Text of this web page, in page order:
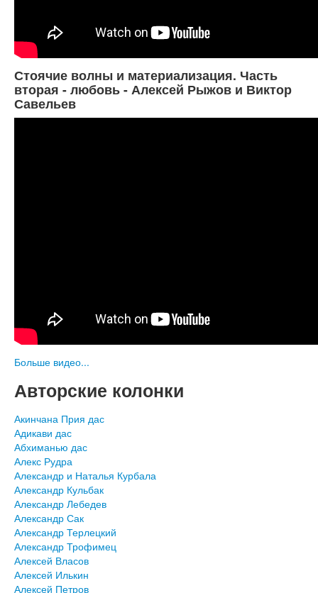
Стоячие волны и материализация. Часть
вторая - любовь - Алексей Рыжов и Виктор
Савельев
Больше видео...
Авторские колонки
Акинчана Прия дас
Адикави дас
Абхиманью дас
Алекс Рудра
Александр и Наталья Курбала
Александр Кульбак
Александр Лебедев
Александр Сак
Александр Терлецкий
Александр Трофимец
Алексей Власов
Алексей Илькин
Алексей Петров